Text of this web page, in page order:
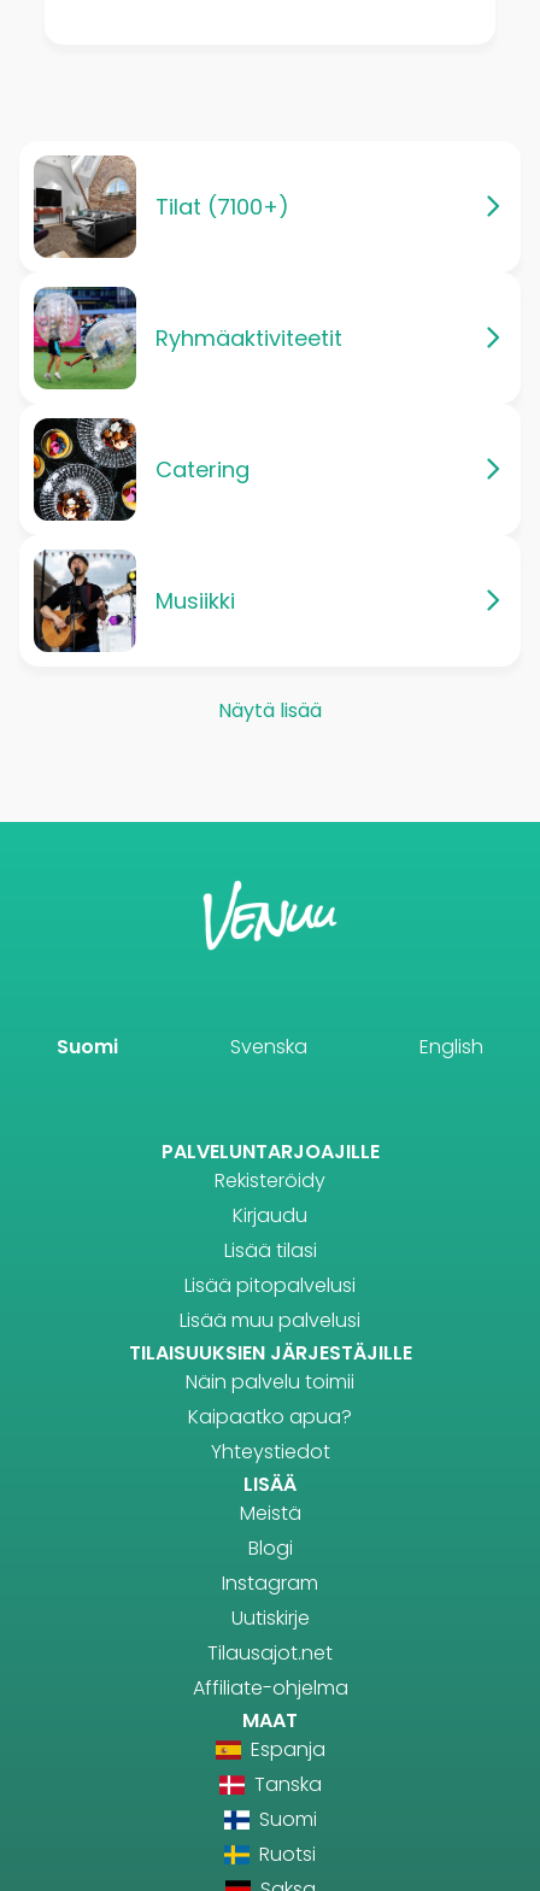
Tilat (7100+)
Ryhmäaktiviteetit
Catering
Musiikki
Näytä lisää
Suomi Svenska English
PALVELUNTARJOAJILLE
Rekisteröidy
Kirjaudu
Lisää tilasi
Lisää pitopalvelusi
Lisää muu palvelusi
TILAISUUKSIEN JÄRJESTÄJILLE
Näin palvelu toimii
Kaipaatko apua?
Yhteystiedot
LISÄÄ
Meistä
Blogi
Instagram
Uutiskirje
Tilausajot.net
Affiliate-ohjelma
MAAT
Espanja
Tanska
Suomi
Ruotsi